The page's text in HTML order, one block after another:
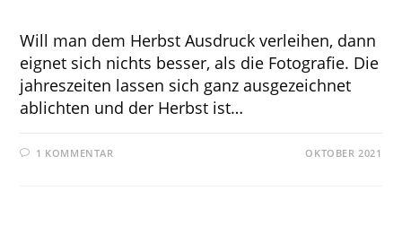
Will man dem Herbst Ausdruck verleihen, dann
eignet sich nichts besser, als die Fotografie. Die
jahreszeiten lassen sich ganz ausgezeichnet
ablichten und der Herbst ist…
1 KOMMENTAR OKTOBER 2021